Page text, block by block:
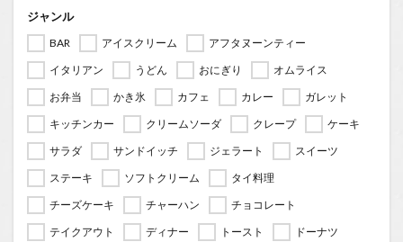
ジャンル
BAR アイスクリーム
アフタヌーンティー
イタリアン
うどん おにぎり
オムライス
お弁当
かき氷 カフェ カレー
ガレット
キッチンカー
クリームソーダ クレープ
ケーキ
サラダ
サンドイッチ ジェラート
スイーツ
ステーキ
ソフトクリーム
タイ料理
チーズケーキ
チャーハン
チョコレート
テイクアウト
ディナー トースト
ドーナツ